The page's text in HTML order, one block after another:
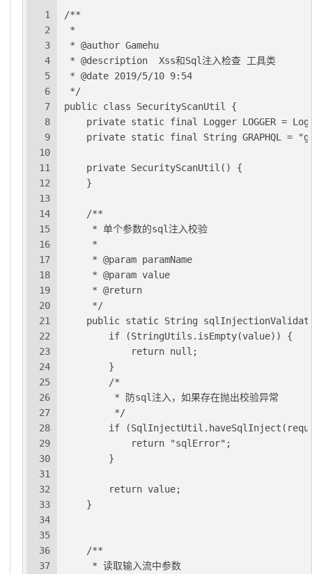
1
2
3
4
5
6
7
8
9
10
11
12
13
14
15
16
17
18
19
20
21
22
23
24
25
26
27
28
29
30
31
32
33
34
35
36
37
/**
*
* @author Gamehu
* @description  Xss和Sql注入检查 工具类
* @date 2019/5/10 9:54
*/
public class SecurityScanUtil {
private static final Logger LOGGER =
private static final String GRAPHQL =
    private SecurityScanUtil() {
    }
    /**
     * 单个参数的sql注入校验
     *
     * @param paramName
     * @param value
     * @return
     */
public static String
        if (StringUtils.isEmpty(value)) {
            return null;
        }
        /*
         * 防sql注入，如果存在抛出校验异常
         */
if
            return "sqlError";
        }
        return value;
    }
    /**
     * 读取输入流中参数